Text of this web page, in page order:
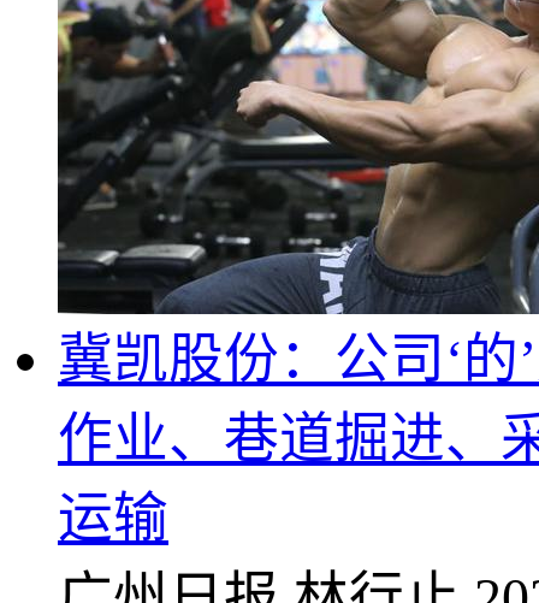
冀凯股份：公司‘
作业、巷道掘进、
运输